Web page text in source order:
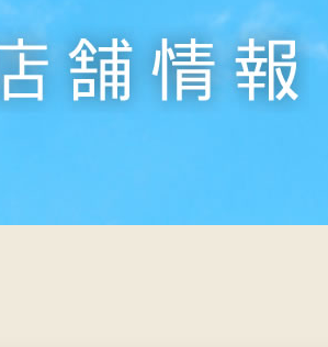
支える生産者
料館のご案内
談会
購買車「幸多ろう号」
ト
関連リンク集